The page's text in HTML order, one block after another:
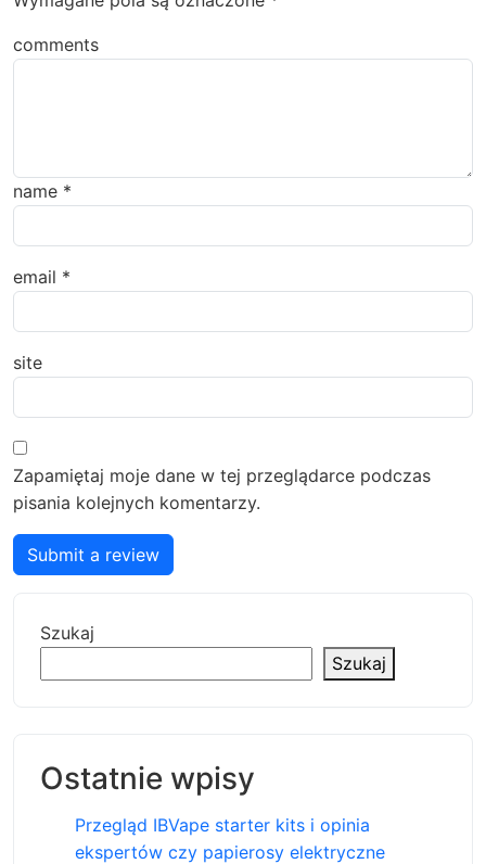
comments
name *
email *
site
Zapamiętaj moje dane w tej przeglądarce podczas
pisania kolejnych komentarzy.
Submit a review
Szukaj
Szukaj
Ostatnie wpisy
Przegląd IBVape starter kits i opinia
ekspertów czy papierosy elektryczne